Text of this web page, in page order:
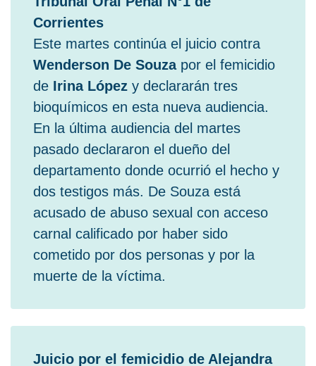
Corrientes
Este martes continúa el juicio contra
Wenderson De Souzapor el femicidio
de Irina López y declararán tres
bioquímicos en esta nueva audiencia.
En la última audiencia del martes
pasado declararon el dueño del
departamento donde ocurrió el hecho y
dos testigos más. De Souza está
acusado de abuso sexual con acceso
carnal calificado por haber sido
cometido por dos personas y por la
muerte de la víctima.
Juicio por el femicidio de Alejandra